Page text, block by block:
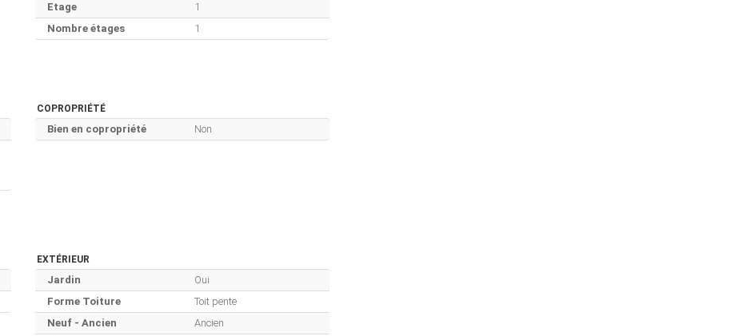
Etage
1
Nombre étages
1
COPROPRIÉTÉ
Bien en copropriété Non
EXTÉRIEUR
Jardin
Oui
Forme Toiture
Toit pente
Neuf - Ancien
Ancien